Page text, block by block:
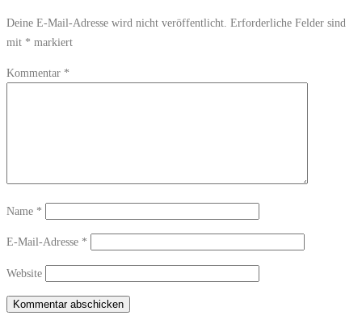
Deine E-Mail-Adresse wird nicht veröffentlicht. Erforderliche Felder sind
mit * markiert
Kommentar *
Name *
E-Mail-Adresse *
Website